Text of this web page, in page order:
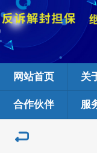
网站首页 关
合作伙伴 服